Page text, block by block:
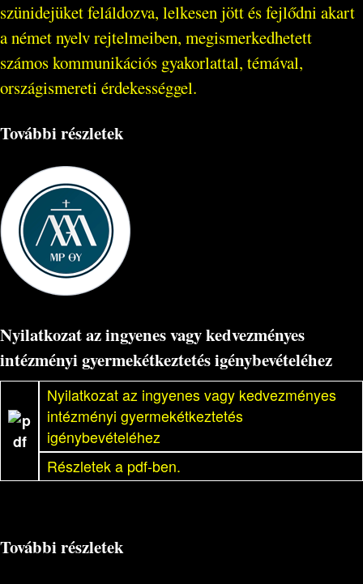
szünidejüket feláldozva, lelkesen jött és fejlődni akart
a német nyelv rejtelmeiben, megismerkedhetett
számos kommunikációs gyakorlattal, témával,
országismereti érdekességgel.
További részletek
Nyilatkozat az ingyenes vagy kedvezményes
intézményi gyermekétkeztetés igénybevételéhez
Nyilatkozat az ingyenes vagy kedvezményes
intézményi gyermekétkeztetés
igénybevételéhez
Részletek a pdf-ben.
További részletek